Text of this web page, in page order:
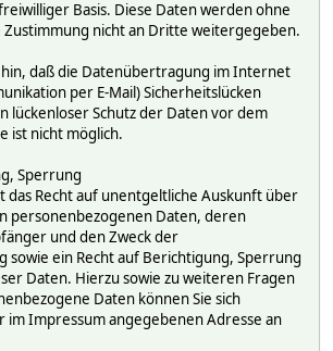
Basis. Diese Daten werden ohne
Zustimmung nicht an Dritte weitergegeben.
daß die Datenübertragung im Internet
per E-Mail) Sicherheitslücken
lückenloser Schutz der Daten vor dem
ist nicht möglich.
Sperrung
das Recht auf unentgeltliche Auskunft über
personenbezogenen Daten, deren
und den Zweck der
sowie ein Recht auf Berichtigung, Sperrung
Daten. Hierzu sowie zu weiteren Fragen
Daten können Sie sich
Impressum angegebenen Adresse an